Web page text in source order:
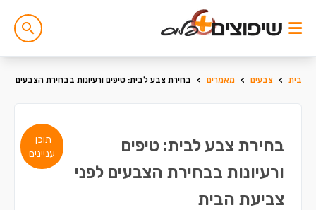
בית > צבעים > מאמרים > בחירת צבע לבית: טיפים ורעיונות בבחירת הצבעים
תוכן
עניינים
בחירת צבע לבית: טיפים
ורעיונות בבחירת הצבעים לפני
צביעת הבית